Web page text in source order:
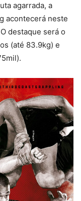
agarrada, a
acontecerá neste
destaque será o
(até 83.9kg) e